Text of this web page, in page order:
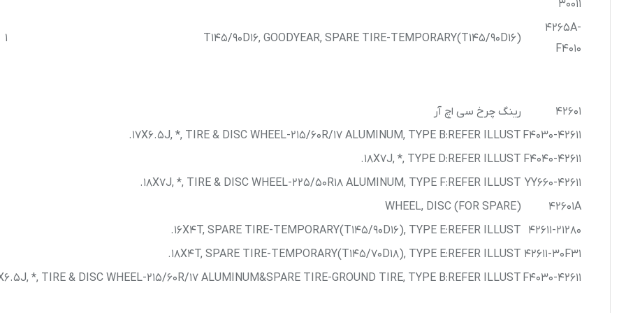
30011
4265A-
F4010
T145/90D16, GOODYEAR, SPARE TIRE-TEMPORARY(T145/90D16)
1
42601
رینگ چرخ سی اچ آر
42611-F4030
17X6.5J, *, TIRE & DISC WHEEL-215/60R/17 ALUMINUM, TYPE B:REFER ILLUST.
42611-F4040
18X7J, *, TYPE D:REFER ILLUST.
42611-YY660
18X7J, *, TIRE & DISC WHEEL-225/50R18 ALUMINUM, TYPE F:REFER ILLUST.
42601A
WHEEL, DISC (FOR SPARE)
42611-21280
16X4T, SPARE TIRE-TEMPORARY(T145/90D16), TYPE E:REFER ILLUST.
42611-30F31
18X4T, SPARE TIRE-TEMPORARY(T145/70D18), TYPE E:REFER ILLUST.
42611-F4030
*, TIRE & DISC WHEEL-215/60R/17 ALUMINUM&SPARE TIRE-GROUND TIRE, TYPE B:REFER ILLUST.